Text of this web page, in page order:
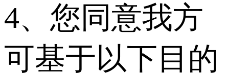
4、您同意我方
可基于以下目的